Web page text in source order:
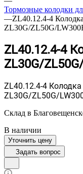
Тормозные колодки
—ZL40.12.4-4
ZL30G/ZL50G/
ZL40.12.4-4
ZL30G/
ZL40.12.4-4
ZL30G/ZL50G/
Склад в
В наличии
Уточнить цену
Задать вопрос